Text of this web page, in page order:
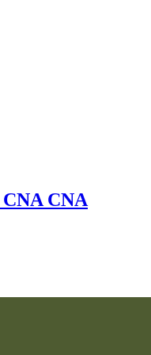
CNA CNA